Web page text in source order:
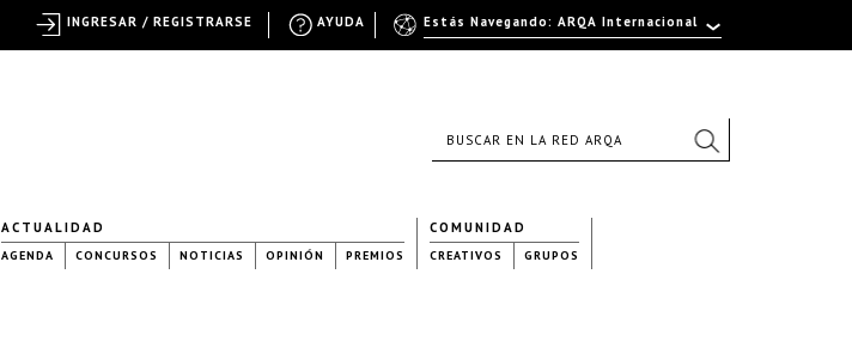
ACTUALIDAD
AGENDA CONCURSOS NOTICIAS OPINIÓN PREMIOS
COMUNIDAD
CREATIVOS GRUPOS
Estás Navegando: ARQA Internacional
AYUDA
INGRESAR / REGISTRARSE